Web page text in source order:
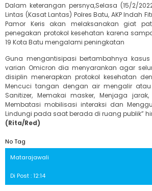
Dalam keterangan persnya,Selasa (15/2/
Lintas (Kasat Lantas) Polres Batu, AKP Indah
Pamor Keris akan melaksanakan giat
penegakan protokol kesehatan karena
19 Kota Batu mengalami peningkatan
Guna mengantisipasi bertambahnya kasus
varian Omicron dia menyarankan agar
disiplin menerapkan protokol kesehatan
Mencuci tangan dengan air mengalir
Sanitizer, Memakai masker, Menjaga
Membatasi mobilisasi interaksi dan
Lindungi pada saat berada di ruang publik”
(Rita/Red)
No Tag
Matarajawali
Di Post : 12:14